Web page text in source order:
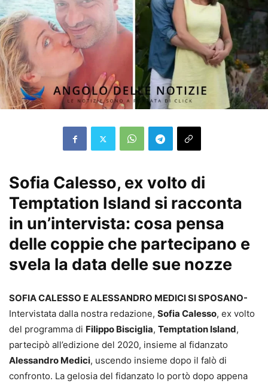
Sofia Calesso, ex volto di
Temptation Island si racconta
in un’intervista: cosa pensa
delle coppie che partecipano e
svela la data delle sue nozze
SOFIA CALESSO E ALESSANDRO MEDICI SI SPOSANO-
Intervistata dalla nostra redazione, Sofia Calesso, ex volto
del programma di Filippo Bisciglia, Temptation Island,
partecipò all’edizione del 2020, insieme al fidanzato
Alessandro Medici, uscendo insieme dopo il falò di
confronto. La gelosia del fidanzato lo portò dopo appena